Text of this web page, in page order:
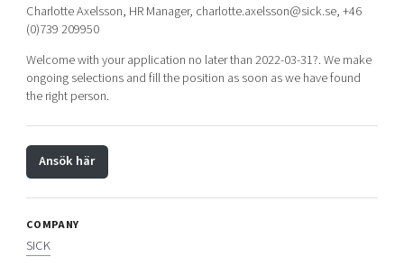
Charlotte Axelsson, HR Manager, charlotte.axelsson@sick.se, +46
(0)739 209950
Welcome with your application no later than 2022-03-31?. We make
ongoing selections and fill the position as soon as we have found
the right person.
Ansök här
COMPANY
SICK